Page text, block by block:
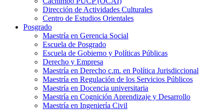
Dirección de Actividades Culturales
Centro de Estudios Orientales
Posgrado
Maestría en Gerencia Social
Escuela de Posgrado
Escuela de Gobierno y Políticas Públicas
Derecho y Empresa
Maestría en Derecho c.m. en Política Jurisdiccional
Maestría en Regulación de los Servicios Públicos
Maestría en Docencia universitaria
Maestría en Cognición Aprendizaje y Desarrollo
Maestría en Ingeniería Civil